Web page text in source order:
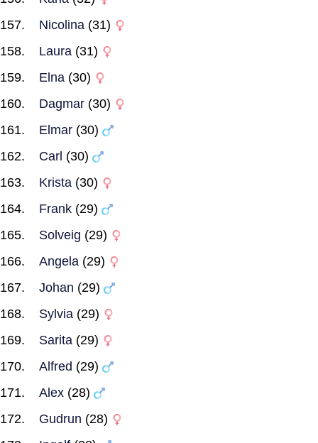
Nicolina (31)
Laura (31)
Elna (30)
Dagmar (30)
Elmar (30)
Carl (30)
Krista (30)
Frank (29)
Solveig (29)
Angela (29)
Johan (29)
Sylvia (29)
Sarita (29)
Alfred (29)
Alex (28)
Gudrun (28)